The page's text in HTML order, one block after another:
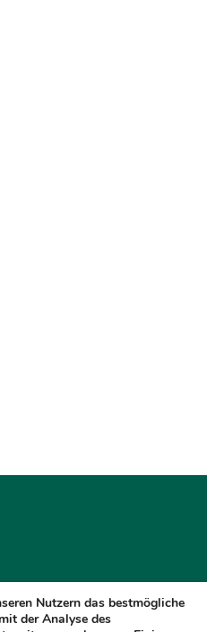
Disclaimer
Nutzern das bestmögliche
der Analyse des